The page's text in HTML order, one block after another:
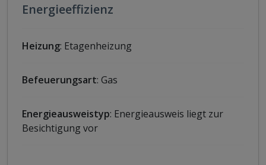
Energieeffizienz
Heizung: Etagenheizung
Befeuerungsart: Gas
Energieausweistyp: Energieausweis liegt zur
Besichtigung vor